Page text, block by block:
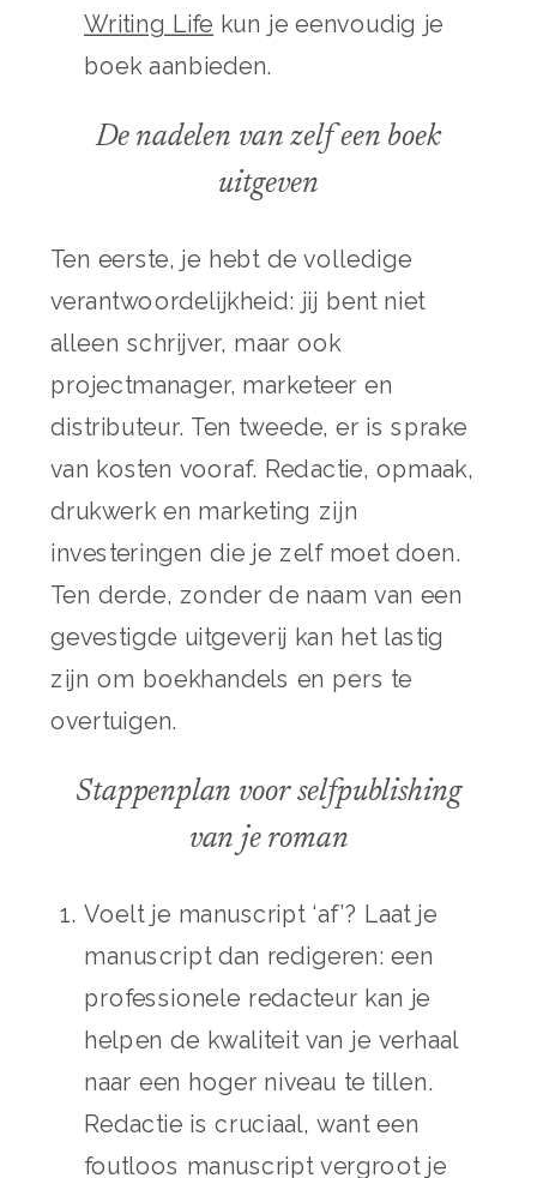
Writing Life kun je eenvoudig je
boek aanbieden.
De nadelen van zelf een boek
uitgeven
Ten eerste, je hebt de volledige
verantwoordelijkheid: jij bent niet
alleen schrijver, maar ook
projectmanager, marketeer en
distributeur. Ten tweede, er is sprake
van kosten vooraf. Redactie, opmaak,
drukwerk en marketing zijn
investeringen die je zelf moet doen.
Ten derde, zonder de naam van een
gevestigde uitgeverij kan het lastig
zijn om boekhandels en pers te
overtuigen.
Stappenplan voor selfpublishing
van je roman
Voelt je manuscript ‘af’? Laat je
manuscript dan redigeren: een
professionele redacteur kan je
helpen de kwaliteit van je verhaal
naar een hoger niveau te tillen.
Redactie is cruciaal, want een
foutloos manuscript vergroot je